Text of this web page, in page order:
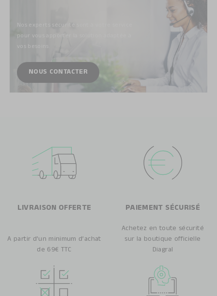
Nos experts sécurité sont à votre service
pour vous apporter la solution adaptée à
vos besoins.
NOUS CONTACTER
LIVRAISON OFFERTE
A partir d’un minimum d’achat
de 69€ TTC
PAIEMENT SÉCURISÉ
Achetez en toute sécurité
sur la boutique officielle
Diagral